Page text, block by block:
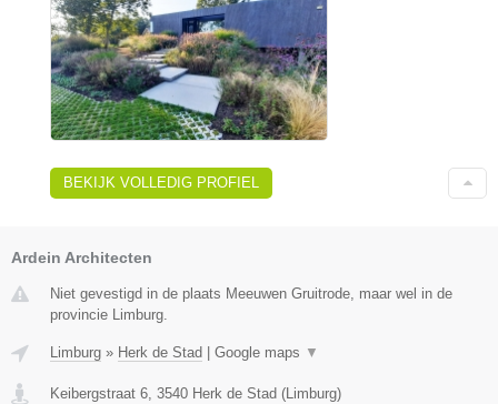
BEKIJK VOLLEDIG PROFIEL
Ardein Architecten
Niet gevestigd in de plaats Meeuwen Gruitrode, maar wel in de
provincie Limburg.
Limburg » Herk de Stad Google maps ▼
Keibergstraat 6, 3540 Herk de Stad (Limburg)